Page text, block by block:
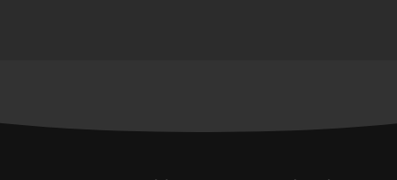
לקבלת ייעוץ ראשוני ללא התחייבות